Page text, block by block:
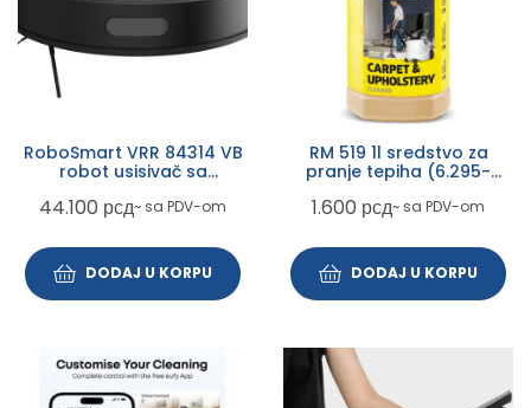
RoboSmart VRR 84314 VB
robot usisivač sa
44.100 рсд~ sa PDV-om
DODAJ U KORPU
RM 519 1l sredstvo za
pranje tepiha (6.295-
1.600 рсд~ sa PDV-om
DODAJ U KORPU